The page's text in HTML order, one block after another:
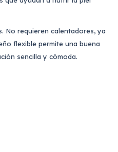
No requieren calentadores, ya
flexible permite una buena
sencilla y cómoda.